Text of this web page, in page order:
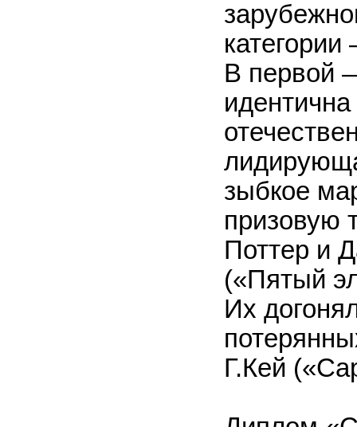
В первой
зыбкое
призовую
Поттер и
(«Пятый
Их
Г.Кей